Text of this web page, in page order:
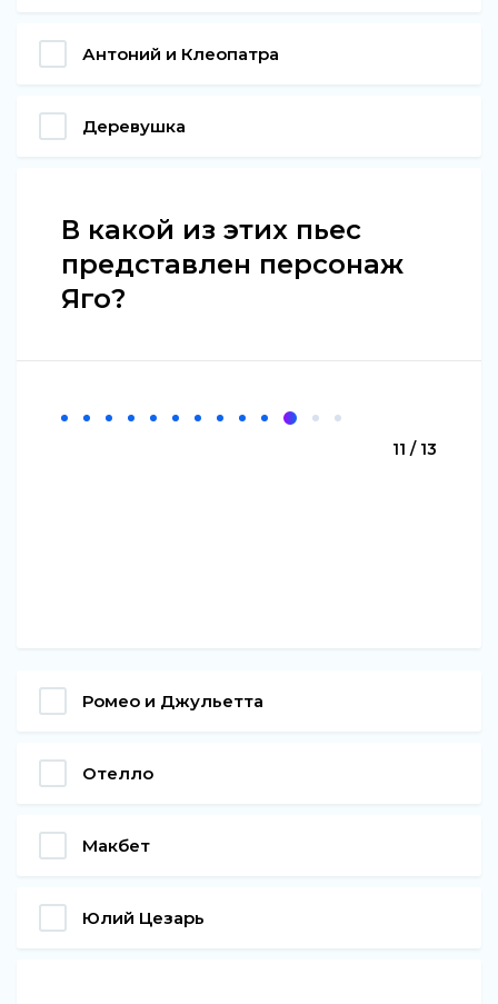
Антоний и Клеопатра
Деревушка
В какой из этих пьес
представлен персонаж
Яго?
11 / 13
Ромео и Джульетта
Отелло
Макбет
Юлий Цезарь